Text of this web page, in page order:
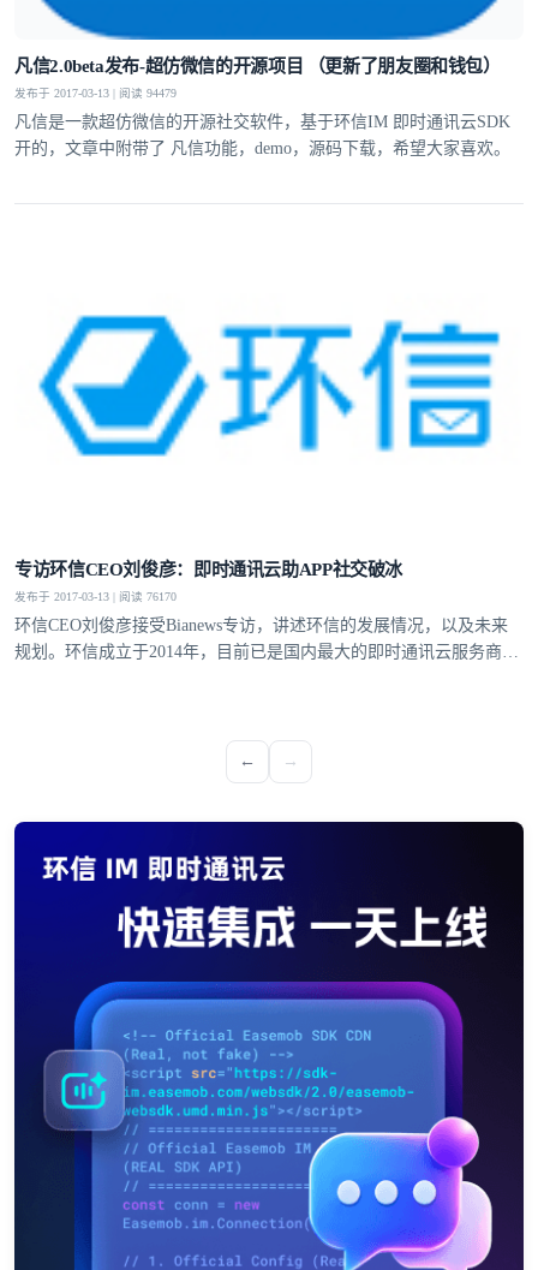
凡信2.0beta发布-超仿微信的开源项目 （更新了朋友圈和钱包）
发布于 2017-03-13 | 阅读 94479
凡信是一款超仿微信的开源社交软件，基于环信IM 即时通讯云SDK
开的，文章中附带了 凡信功能，demo，源码下载，希望大家喜欢。
专访环信CEO刘俊彦：即时通讯云助APP社交破冰
发布于 2017-03-13 | 阅读 76170
环信CEO刘俊彦接受Bianews专访，讲述环信的发展情况，以及未来
规划。环信成立于2014年，目前已是国内最大的即时通讯云服务商，
← →
登录客服云